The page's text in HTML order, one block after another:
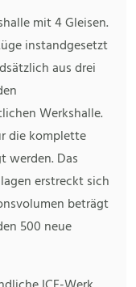
mit 4 Gleisen.
instandgesetzt
aus drei
Werkshalle.
die komplette
werden. Das
erstreckt sich
beträgt
500 neue